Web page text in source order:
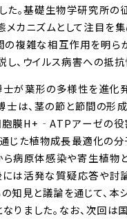
た。基礎生物学研究所
カニズムとして注目を
複雑な相互作用を明ら
、ウイルス病害への抵
士が葉形の多様性を進
は、茎の節と節間の形
膜H+‐ATPアーゼの役
じた植物成長最適化の分
病原体感染や寄生植物
には活発な質疑応答や
知見と議論を通じて、
りました。なお、次回